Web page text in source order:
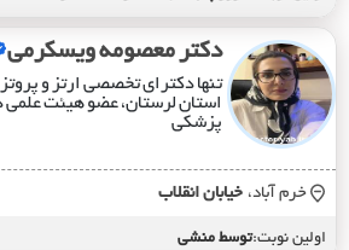
دکتر معصومه ویسکرمی
تنها دکترای تخصصی ارتز و
استان لرستان، عضو هیئت علمی
پزشکی
خرم آباد، خيابان انقلاب
اولین نوبت:توسط منشی